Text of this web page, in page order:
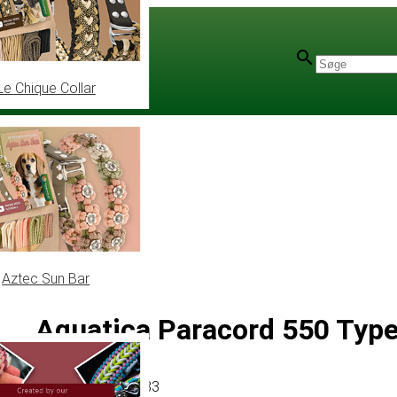
Chique Collar
Aztec Sun Bar
Aquatica Paracord 550
Artikel# MT010183